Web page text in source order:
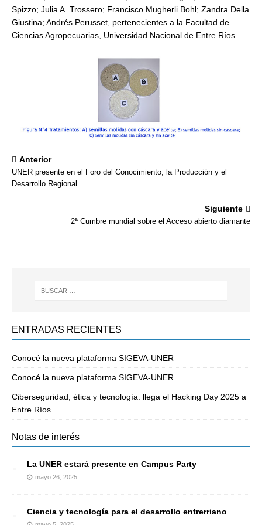
Spizzo; Julia A. Trossero; Francisco Mugherli Bohl; Zandra Della
Giustina; Andrés Perusset, pertenecientes a la Facultad de
Ciencias Agropecuarias, Universidad Nacional de Entre Ríos.
Anterior
UNER presente en el Foro del Conocimiento, la Producción y el
Desarrollo Regional
Siguiente
2ª Cumbre mundial sobre el Acceso abierto diamante
ENTRADAS RECIENTES
Conocé la nueva plataforma SIGEVA-UNER
Conocé la nueva plataforma SIGEVA-UNER
Ciberseguridad, ética y tecnología: llega el Hacking Day 2025 a
Entre Ríos
Notas de interés
La UNER estará presente en Campus Party
mayo 26, 2025
Ciencia y tecnología para el desarrollo entrerriano